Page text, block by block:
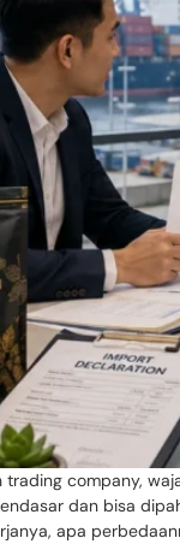
company,
dan bisa
apa